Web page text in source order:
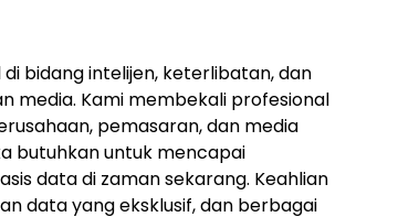
bidang intelijen, keterlibatan, dan
media. Kami membekali profesional
pemasaran, dan media
butuhkan untuk mencapai
data di zaman sekarang. Keahlian
data yang eksklusif, dan berbagai